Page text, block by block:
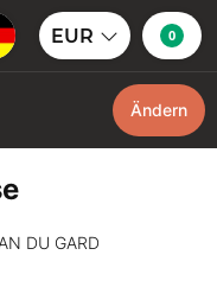
EUR 0
Ändern
DU GARD